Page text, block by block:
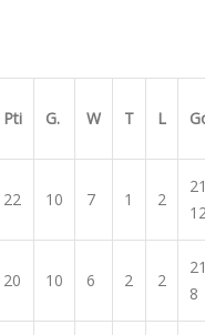
Pti G. W T L
22 10 7 1 2
20 10 6 2 2
8